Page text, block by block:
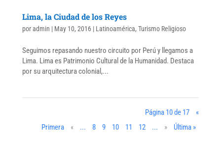
Lima, la Ciudad de los Reyes
poradmin | May 10, 2016| Latinoamérica, Turismo Religioso
Seguimos repasando nuestro circuito por Perú y llegamos a
Lima. Lima es Patrimonio Cultural de la Humanidad. Destaca
por su arquitectura colonial,...
Página 10 de 17
«
Primera
« ... 8 9 10 11 12 ... » Última »